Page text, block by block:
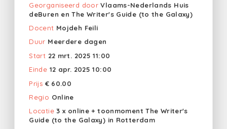
Georganiseerd door Vlaams-Nederlands Huis
deBuren en The Writer's Guide (to the Galaxy)
Docent Mojdeh Feili
Duur Meerdere dagen
Start 22 mrt. 2025 11:00
Einde 12 apr. 2025 10:00
Prijs € 60.00
Regio Online
Locatie 3 x online + toonmoment The Writer's
Guide (to the Galaxy) in Rotterdam